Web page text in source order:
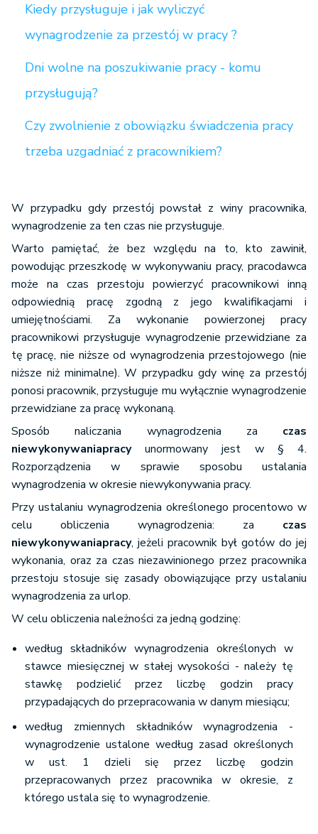
Kiedy przysługuje i jak wyliczyć
wynagrodzenie za przestój w pracy ?
Dni wolne na poszukiwanie pracy - komu
przysługują?
Czy zwolnienie z obowiązku świadczenia pracy
trzeba uzgadniać z pracownikiem?
W przypadku gdy przestój powstał z winy pracownika,
wynagrodzenie za ten czas nie przysługuje.
Warto pamiętać, że bez względu na to, kto zawinił,
powodując przeszkodę w wykonywaniu pracy, pracodawca
może na czas przestoju powierzyć pracownikowi inną
odpowiednią pracę zgodną z jego kwalifikacjami i
umiejętnościami. Za wykonanie powierzonej pracy
pracownikowi przysługuje wynagrodzenie przewidziane za
tę pracę, nie niższe od wynagrodzenia przestojowego (nie
niższe niż minimalne). W przypadku gdy winę za przestój
ponosi pracownik, przysługuje mu wyłącznie wynagrodzenie
przewidziane za pracę wykonaną.
Sposób naliczania wynagrodzenia za czas
niewykonywaniapracyunormowany jest w § 4.
Rozporządzenia w sprawie sposobu ustalania
wynagrodzenia w okresie niewykonywania pracy.
Przy ustalaniu wynagrodzenia określonego procentowo w
celu obliczenia wynagrodzenia: za czas
niewykonywaniapracy, jeżeli pracownik był gotów do jej
wykonania, oraz za czas niezawinionego przez pracownika
przestoju stosuje się zasady obowiązujące przy ustalaniu
wynagrodzenia za urlop.
W celu obliczenia należności za jedną godzinę:
według składników wynagrodzenia określonych w
stawce miesięcznej w stałej wysokości - należy tę
stawkę podzielić przez liczbę godzin pracy
przypadających do przepracowania w danym miesiącu;
według zmiennych składników wynagrodzenia -
wynagrodzenie ustalone według zasad określonych
w ust. 1 dzieli się przez liczbę godzin
przepracowanych przez pracownika w okresie, z
którego ustala się to wynagrodzenie.